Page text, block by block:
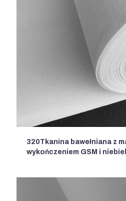
320Tkanina bawełniana z
wykończeniem GSM i